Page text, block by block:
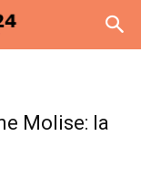
Molise: la